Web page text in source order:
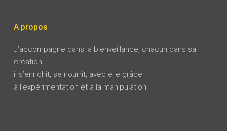
A propos
J’accompagne dans la bienveillance, chacun dans sa
création,
il s’enrichit, se nourrit, avec elle grâce
à l’expérimentation et à la manipulation.